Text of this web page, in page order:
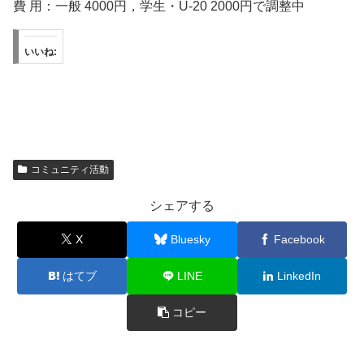
費 用：一般 4000円，学生・U-20 2000円で調整中
いいね:
コミュニティ活動
シェアする
X Bluesky Facebook
はてブ LINE LinkedIn
コピー